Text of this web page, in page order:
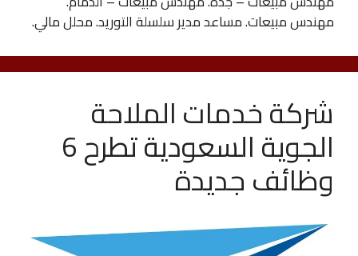
مهندس مبيعات. مساعد مدير سلسلة التوريد. محلل مالي.
شركة خدمات الملاحة
الجوية السعودية تطرح 6
وظائف جديدة